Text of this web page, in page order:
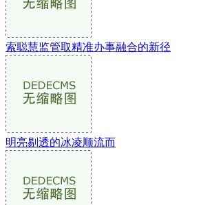
索聪慧监管取精准办事融合的新径
明亮剔透的冰凌顺流而